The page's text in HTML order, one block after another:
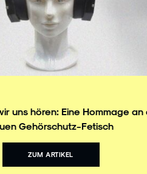
uns hören: Eine Hommage an
Gehörschutz-Fetisch
ZUM ARTIKEL